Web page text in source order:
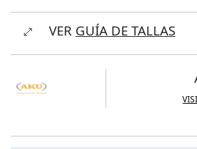
Flyrock
GTX
VER GUÍA DE TALLAS